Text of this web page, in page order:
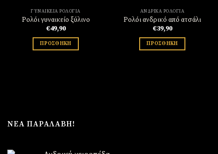
ΓΥΝΑΙΚΕΊΑ ΡΟΛΌΓΙΑ
Ρολόι γυναικείο ξύλινο
€49,90
ΠΡΟΣΘΉΚΗ
ΑΝΔΡΙΚΆ ΡΟΛΌΓΙΑ
Ρολόι ανδρικό από ατσάλι
€39,90
ΠΡΟΣΘΉΚΗ
ΝΈΑ ΠΑΡΑΛΑΒΉ!